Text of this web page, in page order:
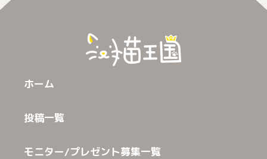
ホーム
投稿一覧
モニター/プレゼント募集一覧